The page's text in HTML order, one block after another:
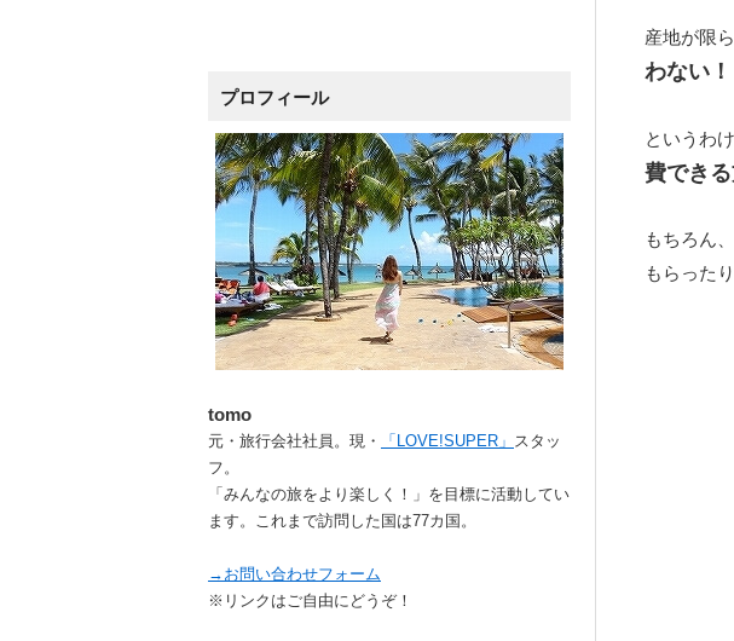
産地が限
わない！
というわ
費でき
もちろん
もらった
プロフィール
tomo
元・旅行会社社員。現・ 「LOVE!SUPER」 スタッ
フ。
「みんなの旅をより楽しく！」を目標に活動してい
ます。これまで訪問した国は77カ国。
→お問い合わせフォーム
※リンクはご自由にどうぞ！